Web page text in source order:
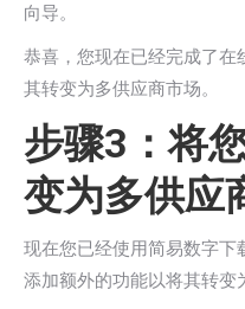
向导。
恭喜，您现在已经完成了
其转变为多供应商市场。
步骤3：将
变为多供应
现在您已经使用简易数字下
添加额外的功能以将其转变